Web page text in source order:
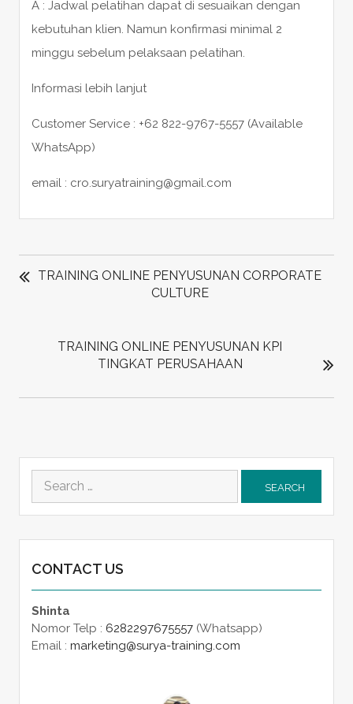
A : Jadwal pelatihan dapat di sesuaikan dengan
kebutuhan klien. Namun konfirmasi minimal 2
minggu sebelum pelaksaan pelatihan.
Informasi lebih lanjut
Customer Service : +62 822-9767-5557 (Available
WhatsApp)
email : cro.suryatraining@gmail.com
POST
NAVIGATION
TRAINING ONLINE PENYUSUNAN CORPORATE
CULTURE
TRAINING ONLINE PENYUSUNAN KPI
TINGKAT PERUSAHAAN
Search
for:
CONTACT US
Shinta
Nomor Telp : 6282297675557(Whatsapp)
Email : marketing@surya-training.com